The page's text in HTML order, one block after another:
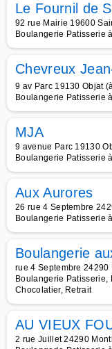
Le Fournil de
92 rue Mairie 19600
Boulangerie Patisserie
Chevreux
9 av Parc 19130 Objat
Boulangerie Patisserie
MJA
9 avenue Parc 19130
Boulangerie Patisserie
Aux Aurores
26 rue 4 Septembre
Boulangerie Patisserie
Boulangerie
rue 4 Septembre
Boulangerie Patisserie,
Chocolatier, Retrait
AU VIEUX
2 rue Juillet 24290